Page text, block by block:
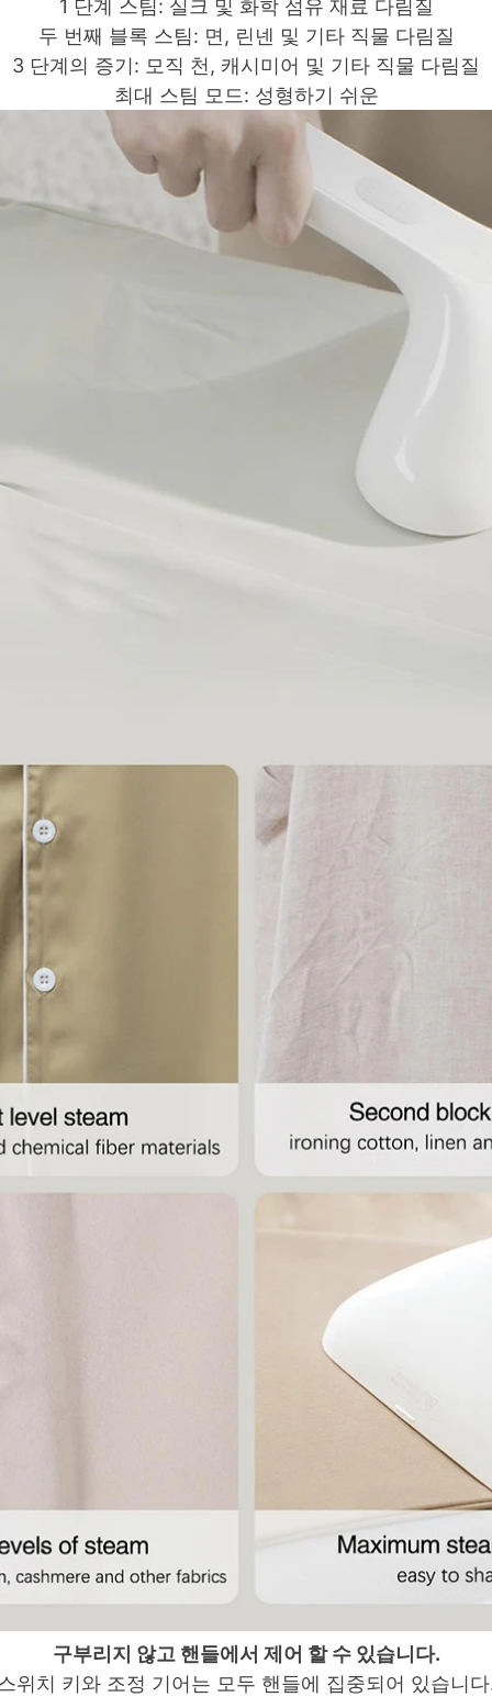
1 단계 스팀: 실크 및 화학 섬유 재료 다림질
두 번째 블록 스팀: 면, 린넨 및 기타 직물 다림질
3 단계의 증기: 모직 천, 캐시미어 및 기타 직물 다림질
최대 스팀 모드: 성형하기 쉬운
구부리지 않고 핸들에서 제어 할 수 있습니다.
위치 키와 조정 기어는 모두 핸들에 집중되어 있습니